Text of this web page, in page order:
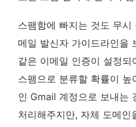
스팸함에 빠지는 것도 무
메일 발신자 가이드라인을
같은 이메일 인증이 설정
스팸으로 분류할 확률이
인 Gmail 계정으로 보내는
처리해주지만, 자체 도메인